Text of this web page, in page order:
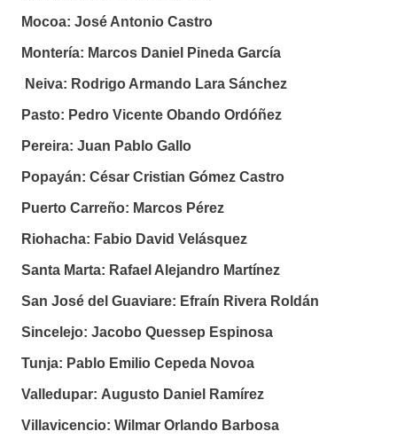
Mocoa: José Antonio Castro
Montería: Marcos Daniel Pineda García
Neiva: Rodrigo Armando Lara Sánchez
Pasto: Pedro Vicente Obando Ordóñez
Pereira: Juan Pablo Gallo
Popayán: César Cristian Gómez Castro
Puerto Carreño: Marcos Pérez
Riohacha: Fabio David Velásquez
Santa Marta: Rafael Alejandro Martínez
San José del Guaviare: Efraín Rivera Roldán
Sincelejo: Jacobo Quessep Espinosa
Tunja: Pablo Emilio Cepeda Novoa
Valledupar: Augusto Daniel Ramírez
Villavicencio: Wilmar Orlando Barbosa